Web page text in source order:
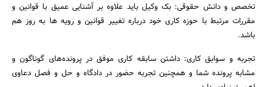
جستجو
تخصص و دانش حقوقی: بک وکیل باید علاوه بر آشنایی عمیق با قوانین و
مقررات مرتبط با حوزه کاری خود درباره تغییر قوانین و رویه ها به روز هم
باشد.
تجربه و سوابق کاری: داشتن سابقه کاری موفق در پرونده‌های گوناگون و
مشابه پرونده شما و همچنین تجربه حضور در دادگاه و حل و فصل دعاوی